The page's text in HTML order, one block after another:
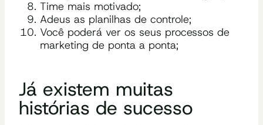
Time mais motivado;
Adeus as planilhas de controle;
Você poderá ver os seus processos de
marketing de ponta a ponta;
Já existem muitas
histórias de sucesso